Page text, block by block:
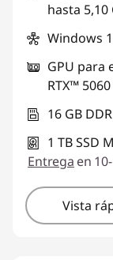
hasta 5,10
Windows
GPU para
RTX™
16 GB
1 TB SSD
Entrega en
Vista